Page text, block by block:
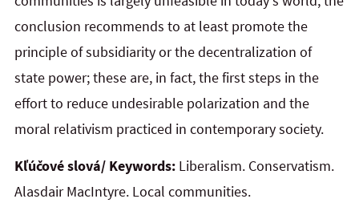
conclusion recommends to at least promote the
principle of subsidiarity or the decentralization of
state power; these are, in fact, the first steps in the
effort to reduce undesirable polarization and the
moral relativism practiced in contemporary society.
Kľúčové slová/ Keywords: Liberalism. Conservatism.
Alasdair MacIntyre. Local communities.